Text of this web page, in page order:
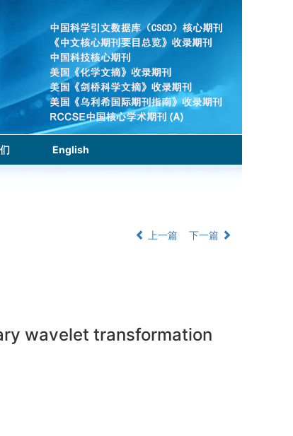
English
上一篇 下一篇
wavelet transformation